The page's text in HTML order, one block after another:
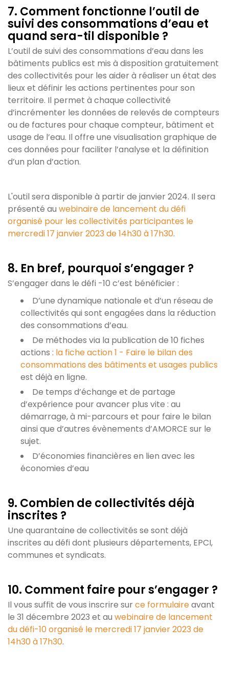
7. Comment fonctionne l’outil de
suivi des consommations d’eau et
quand sera-til disponible ?
L’outil de suivi des consommations d’eau dans les
bâtiments publics est mis à disposition gratuitement
des collectivités pour les aider à réaliser un état des
lieux et définir les actions pertinentes pour son
territoire. Il permet à chaque collectivité
d’incrémenter les données de relevés de compteurs
ou de factures pour chaque compteur, bâtiment et
usage de l’eau. Il offre une visualisation graphique de
ces données pour faciliter l’analyse et la définition
d’un plan d’action.
L'outil sera disponible à partir de janvier 2024. Il sera
présenté au webinaire de lancement du défi
organisé pour les collectivités participantes le
mercredi 17 janvier 2023 de 14h30 à 17h30.
8. En bref, pourquoi s’engager ?
S’engager dans le défi -10 c’est bénéficier :
D’une dynamique nationale et d’un réseau de
collectivités qui sont engagées dans la réduction
des consommations d’eau.
De méthodes via la publication de 10 fiches
actions : la fiche action 1 - Faire le bilan des
consommations des bâtiments et usages publics
est déjà en ligne.
De temps d’échange et de partage
d’expérience pour avancer plus vite : au
démarrage, à mi-parcours et pour faire le bilan
ainsi que d’autres évènements d’AMORCE sur le
sujet.
D’économies financières en lien avec les
économies d’eau
9. Combien de collectivités déjà
inscrites ?
Une quarantaine de collectivités se sont déjà
inscrites au défi dont plusieurs départements, EPCI,
communes et syndicats.
10. Comment faire pour s’engager ?
Il vous suffit de vous inscrire surce formulaireavant
le 31 décembre 2023 et au webinaire de lancement
du défi-10 organisé le mercredi 17 janvier 2023 de
14h30 à 17h30.